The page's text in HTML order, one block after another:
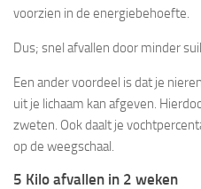
voorzien in de energiebehoefte.
Dus; snel afvallen door minder
Een ander voordeel is dat je
uit je lichaam kan afgeven.
zweten. Ook daalt je
op de weegschaal.
5 Kilo afvallen in 2 weken